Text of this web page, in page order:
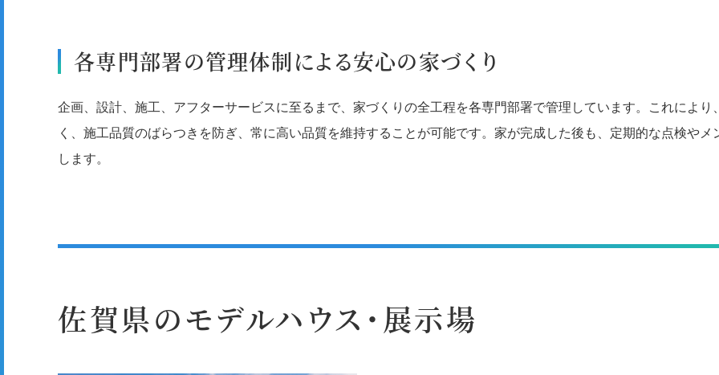
各専門部署の管理体制による安心の家づくり
企画、設計、施工、アフターサービスに至るまで、家づくりの全工程を各専門部署で管理しています。これによ
く、施工品質のばらつきを防ぎ、常に高い品質を維持することが可能です。家が完成した後も、定期的な点検や
します。
佐賀県のモデルハウス・展示場